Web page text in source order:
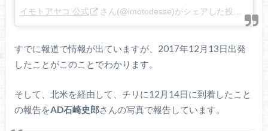
イモトアヤコ 公式 さん(@imotodesse)がシェアした投稿 –
すでに報道で情報が出ていますが、2017年12月13日出発
したことがこのことでわかります。
そして、北米を経由して、チリに12月14日に到着したこと
の報告をAD石崎史郎さんの写真で報告しています。